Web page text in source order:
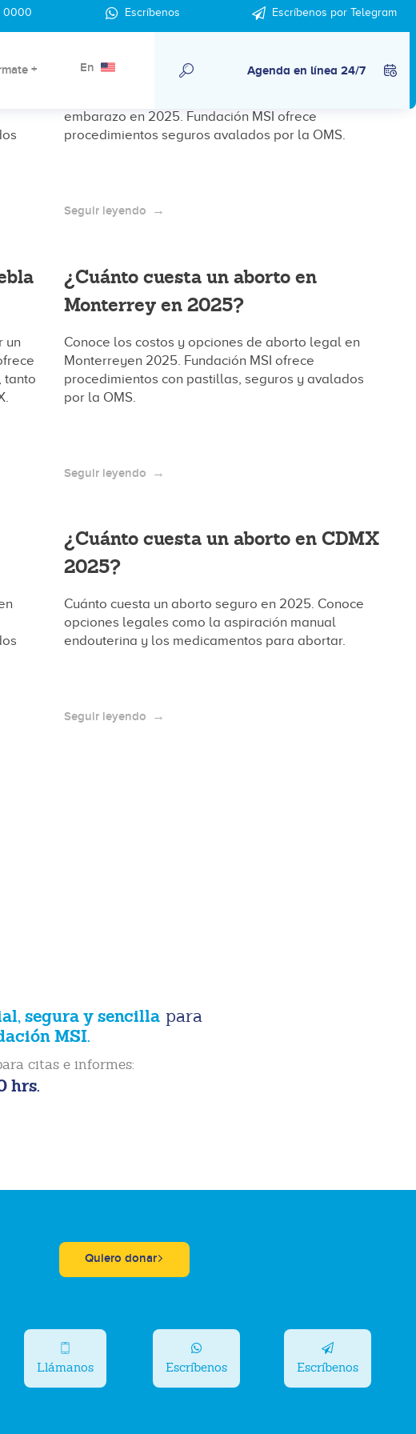
0000 Escríbenos Escríbenos por Telegram
+ En Agenda en línea 24/7
¿Cuánto cuesta un aborto en Oaxaca
2025?
embarazo en 2025. Fundación MSI ofrece
procedimientos seguros avalados por la OMS.
Seguir leyendo
un
tanto
¿Cuánto cuesta un aborto en
Monterrey en 2025?
Conoce los costos y opciones de aborto legal en
Monterreyen 2025. Fundación MSI ofrece
procedimientos con pastillas, seguros y avalados
por la OMS.
Seguir leyendo
¿Cuánto cuesta un aborto en CDMX
2025?
Cuánto cuesta un aborto seguro en 2025. Conoce
opciones legales como la aspiración manual
endouterina y los medicamentos para abortar.
Seguir leyendo
segura y sencillapara
MSI.
citas e informes:
hrs.
Quiero donar
Llámanos Escríbenos Escríbenos